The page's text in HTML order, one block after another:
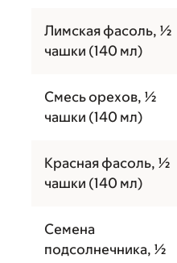
Лимская фасоль, ½
чашки (140 мл)
Смесь орехов, ½
чашки (140 мл)
Красная фасоль, ½
чашки (140 мл)
Семена
подсолнечника, ½